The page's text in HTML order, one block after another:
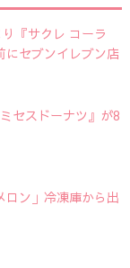
『サクレ コーラ
にセブンイレブン店
セスドーナツ』が8
ロン」冷凍庫から出